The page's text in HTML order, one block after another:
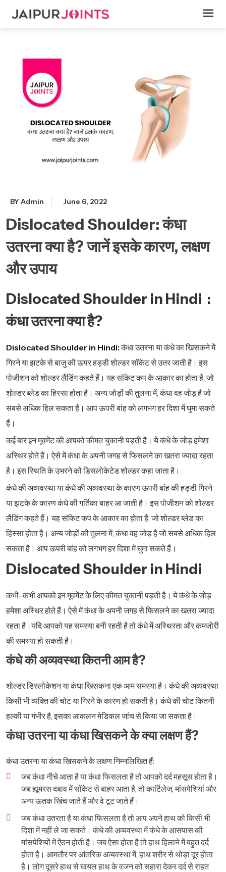
BY Admin June 6, 2022
Dislocated Shoulder: कंधा
उतरना क्या है? जानें इसके कारण, लक्षण
और उपाय
Dislocated Shoulder in Hindi :
कंधा उतरना क्या है?
Dislocated Shoulder in Hindi:कंधा उतरना या कंधे का खिसकने में
गिरने या झटके से बाजु की ऊपर हड्डी शोल्डर सॉकेट से उतर जाती है। इस
पोजीशन को शोल्डर लैंडिंग कहते हैं। यह सॉकेट कप के आकार का होता है, जो
शोल्डर ब्लेड का हिस्सा होता है। अन्य जोड़ों की तुलना में, कंधा वह जोड़ है जो
सबसे अधिक हिल सकता है। आप ऊपरी बांह को लगभग हर दिशा में घुमा सकते
हैं।
कई बार इन मूवमेंट की आपको कीमत चुकानी पड़ती है। ये कंधे के जोड़ हमेशा
अस्थिर होते हैं। ऐसे में कंधा के अपनी जगह से फिसलने का खतरा ज्यादा रहता
है। इस स्थिति के उभरने को डिसलोकेटेड शोल्डर कहा जाता है।
कंधे की अव्यवस्था या कंधे की अव्यवस्था के कारण ऊपरी बांह की हड्डी गिरने
या झटके के कारण कंधे की गर्तिका बाहर आ जाती है। इस पोजीशन को शोल्डर
लैंडिंग कहते हैं। यह सॉकेट कप के आकार का होता है, जो शोल्डर ब्लेड का
हिस्सा होता है। अन्य जोड़ों की तुलना में, कंधा वह जोड़ है जो सबसे अधिक हिल
सकता है। आप ऊपरी बांह को लगभग हर दिशा में घुमा सकते हैं।
Dislocated Shoulder in Hindi
कभी-कभी आपको इन मूवमेंट के लिए कीमत चुकानी पड़ती है। ये कंधे के जोड़
हमेशा अस्थिर होते हैं। ऐसे में कंधा के अपनी जगह से फिसलने का खतरा ज्यादा
रहता है।यदि आपको यह समस्या बनी रहती है तो कंधे में अस्थिरता और कमजोरी
की समस्या हो सकती है।
कंधे की अव्यवस्था कितनी आम है?
शोल्डर डिस्लोकेशन या कंधा खिसकना एक आम समस्या है। कंधे की अव्यवस्था
किसी भी व्यक्ति की चोट या गिरने के कारण हो सकती है। कंधे की चोट कितनी
हल्की या गंभीर है, इसका आकलन मेडिकल जांच से किया जा सकता है।
कंधा उतरना या कंधा खिसकने के क्या लक्षण हैं?
कंधा उतरना या कंधा खिसकने के लक्षण निम्नलिखित हैं:
जब कंधा नीचे आता है या कंधा फिसलता है तो आपको दर्द महसूस होता है।
जब ह्यूमरस दबाव में सॉकेट से बाहर आता है, तो कार्टिलेज, मांसपेशियां और
अन्य ऊतक खिंच जाते हैं और वे टूट जाते हैं।
जब कंधा उतरता है या कंधा फिसलता है तो आप अपने हाथ को किसी भी
दिशा में नहीं ले जा सकते। कंधे की अव्यवस्था में कंधे के आसपास की
मांसपेशियों में ऐंठन होती है। जब ऐसा होता है तो हाथ हिलाने में बहुत दर्द
होता है। आमतौर पर आंतरिक अव्यवस्था में, हाथ शरीर से थोड़ा दूर होता
है। लोग दूसरे हाथ से घायल हाथ के वजन को सहारा देकर दर्द से राहत